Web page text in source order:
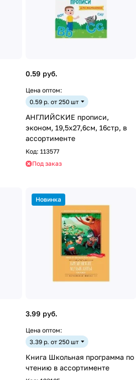
0.59 руб.
Цена оптом:
0.59 р. от 250 шт
АНГЛИЙСКИЕ прописи,
эконом, 19,5х27,6см, 16стр, в
ассортименте
Код: 113577
Под заказ
Новинка
3.99 руб.
Цена оптом:
3.39 р. от 250 шт
Книга Школьная программа по
чтению в ассортименте